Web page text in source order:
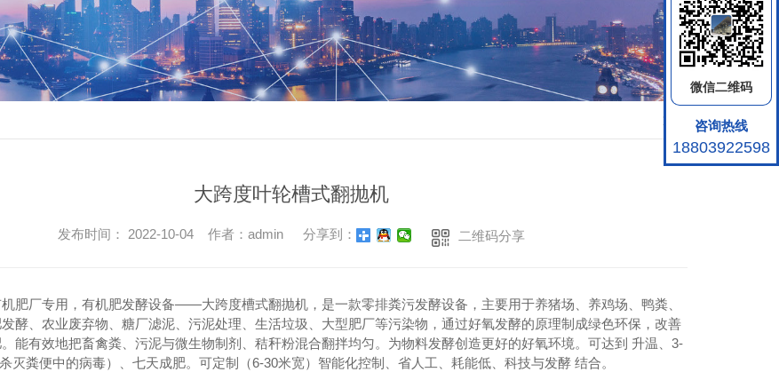
返回
大跨度叶轮槽式翻抛机
发布时间： 2022-10-04 作者：admin 分享到： 二维码分享
肥厂专用，有机肥发酵设备——大跨度槽式翻抛机，是一款零排粪污发酵设备，主要用于养猪场、养鸡场、鸭粪、
酵、农业废弃物、糖厂滤泥、污泥处理、生活垃圾、大型肥厂等污染物，通过好氧发酵的原理制成绿色环保，改善
能有效地把畜禽粪、污泥与微生物制剂、秸秆粉混合翻拌均匀。为物料发酵创造更好的好氧环境。可达到 升温、3-
灭粪便中的病毒）、七天成肥。可定制（6-30米宽）智能化控制、省人工、耗能低、科技与发酵 结合。
微信二维码
咨询热线
18803922598